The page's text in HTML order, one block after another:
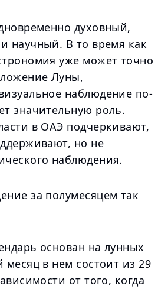
духовный,
научный. В то время как
уже может точно
Луны,
наблюдение по-
значительную роль.
в ОАЭ подчеркивают,
но не
наблюдения.
за полумесяцем так
основан на лунных
в нем состоит из 29
от того, когда